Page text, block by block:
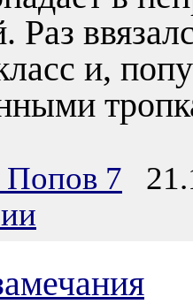
Раз
и,
7